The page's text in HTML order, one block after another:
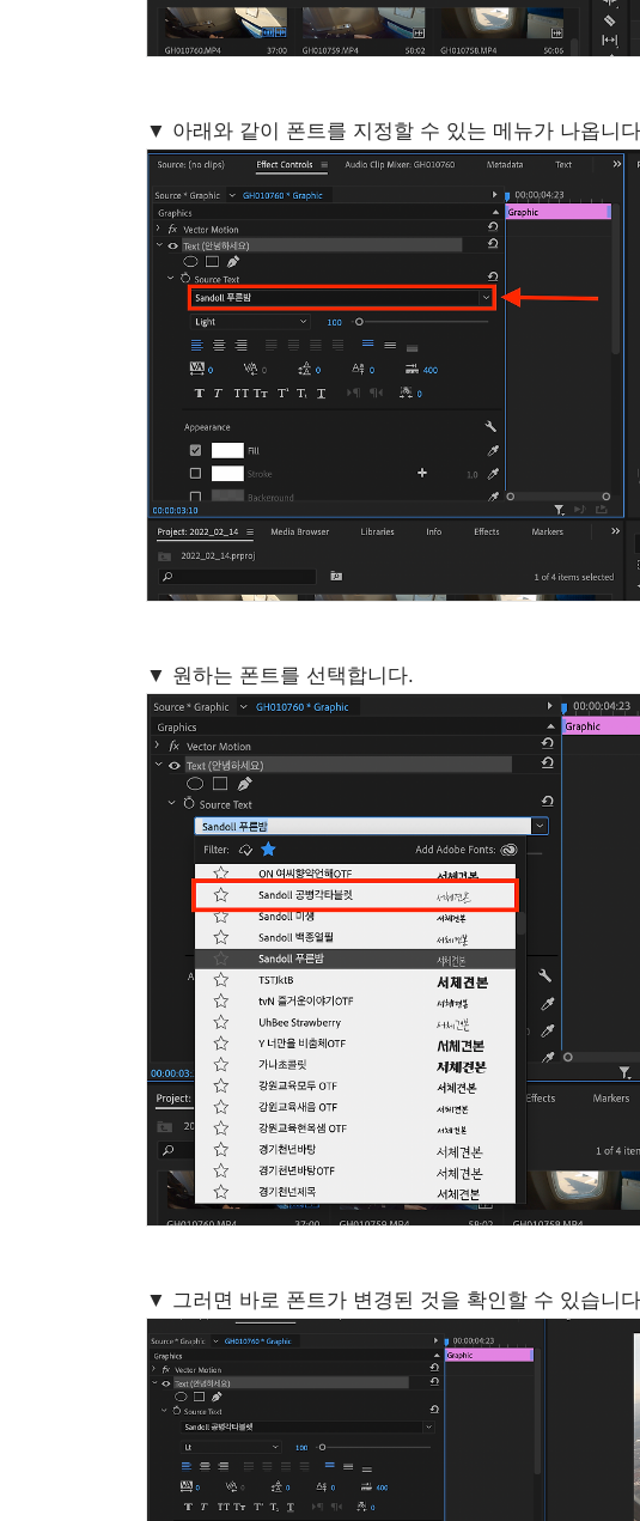
▼ 아래와 같이 폰트를 지정할 수 있는 메뉴가 나옵니
▼ 원하는 폰트를 선택합니다.
▼ 그러면 바로 폰트가 변경된 것을 확인할 수 있습니